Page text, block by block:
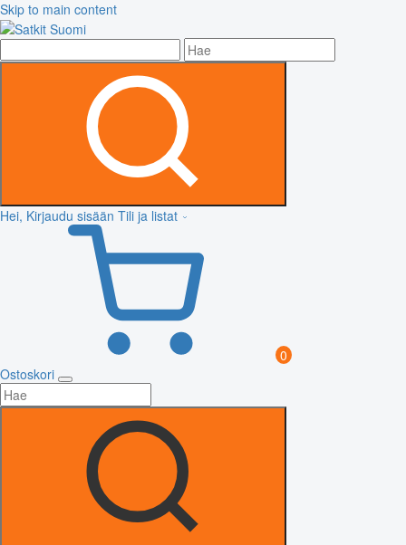
Skip to main content
Hei, Kirjaudu sisään Tili ja listat
0
Ostoskori